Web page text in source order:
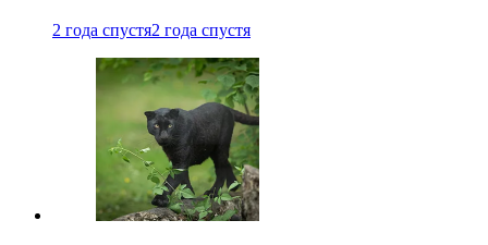
2 года спустя2 года спустя